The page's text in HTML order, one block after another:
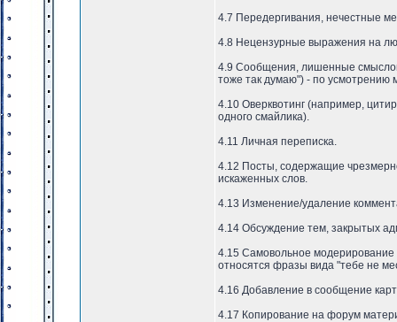
4.7 Передергивания, нечестные
4.8 Нецензурные выражения на
4.9 Сообщения, лишенные
тоже так думаю") - по усмотрению
4.10 Оверквотинг (например,
одного смайлика).
4.11 Личная переписка.
4.12 Посты, содержащие
искаженных слов.
4.13 Изменение/удаление
4.14 Обсуждение тем, закрытых
4.15 Самовольное
относятся фразы вида "тебе не
4.16 Добавление в сообщение
4.17 Копирование на форум